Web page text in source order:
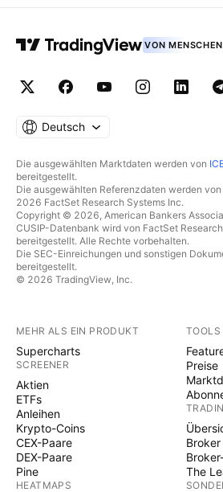
VON
Deutsch
Die ausgewählten Marktdaten werden von
bereitgestellt.
Die ausgewählten Referenzdaten werden
2026 FactSet Research Systems Inc.
Copyright © 2026, American Bankers
CUSIP-Datenbank wird von FactSet
bereitgestellt. Alle Rechte vorbehalten.
Die SEC-Einreichungen und sonstigen
bereitgestellt.
© 2026 TradingView, Inc.
MEHR ALS EIN PRODUKT
Supercharts
SCREENER
Aktien
ETFs
Anleihen
Krypto-Coins
CEX-Paare
DEX-Paare
Pine
HEATMAPS
TOOLS
Preise
Broker
The